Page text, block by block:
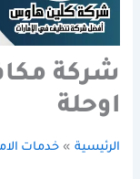
شركة
اوحلة
الرئيسية خدمات